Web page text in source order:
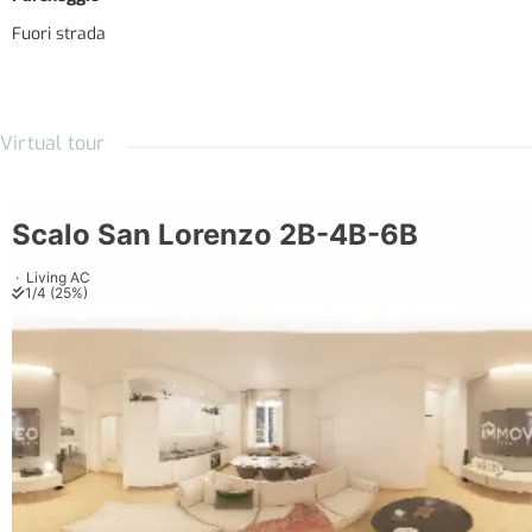
Isolamento termo/acustico pareti esterne e confinanti;
consumo di acqua;
Bagni completi di piano lavabo, cassettiere e box doccia;
Impianti idrici con chiusure centralizzate;
Gres porcellanato in pasta con altissima resistenza all’usura;
Illuminazione led controllata mediante domotica e tagli di luce
dedicati;
Fuori strada
Virtual tour